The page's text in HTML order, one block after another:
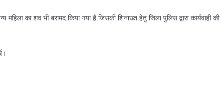
का शव भी बरामद किया गया है जिसकी शिनाख्त हेतु जिला पुलिस द्वारा कार्यवाही की